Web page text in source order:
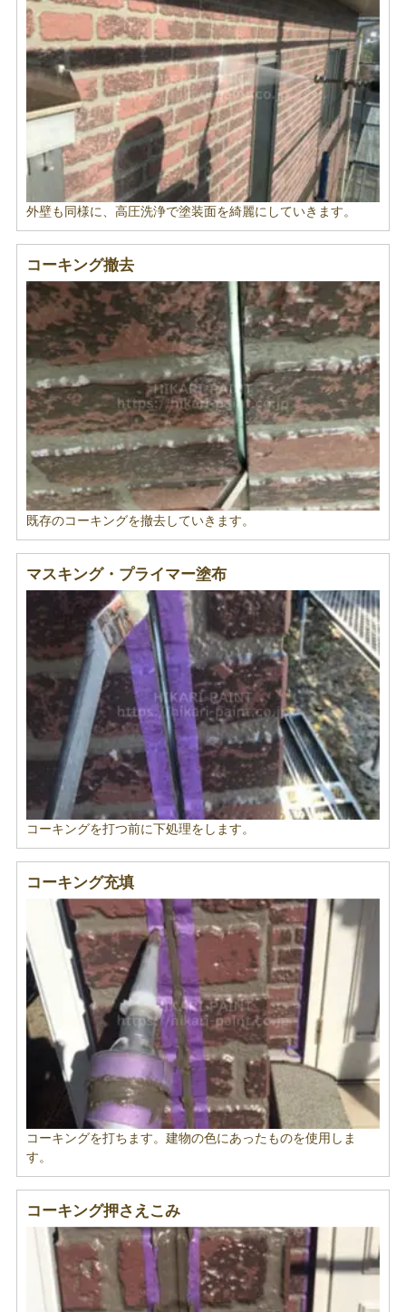
外壁も同様に、高圧洗浄で塗装面を綺麗にしていきます。
コーキング撤去
既存のコーキングを撤去していきます。
マスキング・プライマー塗布
コーキングを打つ前に下処理をします。
コーキング充填
コーキングを打ちます。建物の色にあったものを使用しま
す。
コーキング押さえこみ